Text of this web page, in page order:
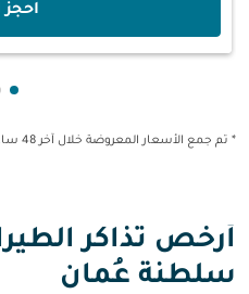
‫احجز
* تم جمع الأسعار المعروضة خلال آخر 48 ساعة وقد لا تكون متاحة وقت الحجز.
أرخص تذاكر
سلطنة عُمان